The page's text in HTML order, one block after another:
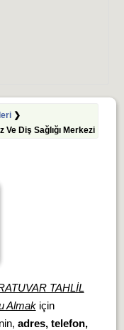
❯
Ve Diş Sağlığı Merkezi
TAHLİL
Almakiçin
adres, telefon,